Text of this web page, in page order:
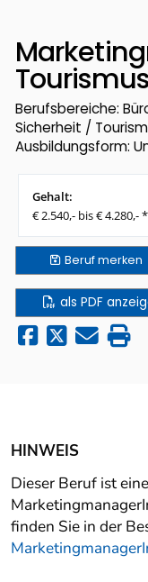
Tourismus
Berufsbereiche:
Sicherheit /
Ausbildungsform:
Gehalt:
€ 2.540,- bis € 4.280,- *
Berufmerken
als PDF
HINWEIS
Dieser Beruf ist
finden Sie in der